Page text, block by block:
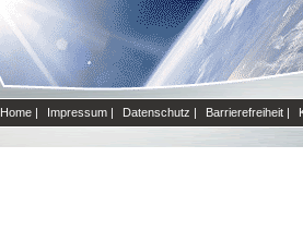
Home | Impressum | Datenschutz | Barrierefreiheit |